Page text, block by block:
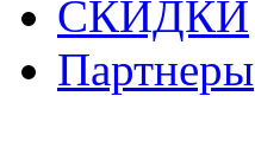
СКИДКИ
Партнеры